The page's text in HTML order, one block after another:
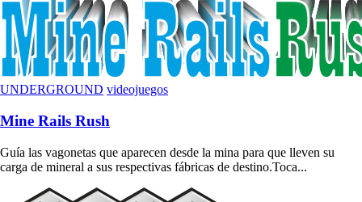
UNDERGROUND videojuegos
Mine Rails Rush
Guía las vagonetas que aparecen desde la mina para que lleven su
carga de mineral a sus respectivas fábricas de destino.Toca...